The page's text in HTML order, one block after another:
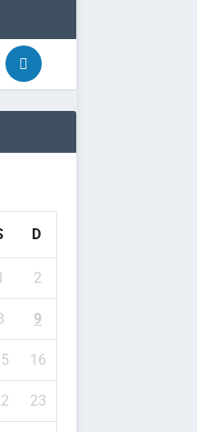
D
2
9
16
23